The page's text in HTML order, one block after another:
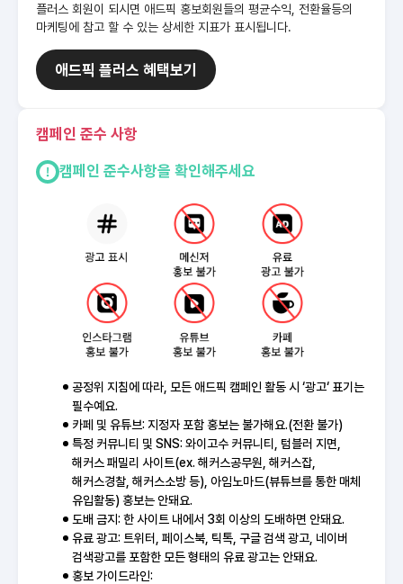
플러스 회원이 되시면 애드픽 홍보회원들의 평균수익, 전환율등의
마케팅에 참고 할 수 있는 상세한 지표가 표시됩니다.
애드픽 플러스 혜택보기
캠페인 준수 사항
캠페인 준수사항을 확인해주세요
공정위 지침에 따라, 모든 애드픽 캠페인 활동 시 ‘광고‘ 표기는
필수예요.
카페 및 유튜브: 지정자 포함 홍보는 불가해요.(전환 불가)
특정 커뮤니티 및 SNS: 와이고수 커뮤니티, 텀블러 지면,
해커스 패밀리 사이트(ex. 해커스공무원, 해커스잡,
해커스경찰, 해커스소방 등), 아임노마드(뷰튜브를 통한 매체
유입활동) 홍보는 안돼요.
도배 금지: 한 사이트 내에서 3회 이상의 도배하면 안돼요.
유료 광고: 트위터, 페이스북, 틱톡, 구글 검색 광고, 네이버
검색광고를 포함한 모든 형태의 유료 광고는 안돼요.
홍보 가이드라인: